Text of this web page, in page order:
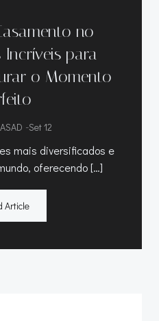
no
Incríveis para
o Momento
-Set 12
mais diversificados e
oferecendo […]
Article